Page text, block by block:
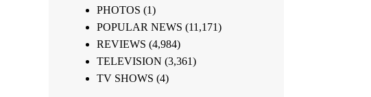
PHOTOS (1)
POPULAR NEWS (11,171)
REVIEWS (4,984)
TELEVISION (3,361)
TV SHOWS (4)